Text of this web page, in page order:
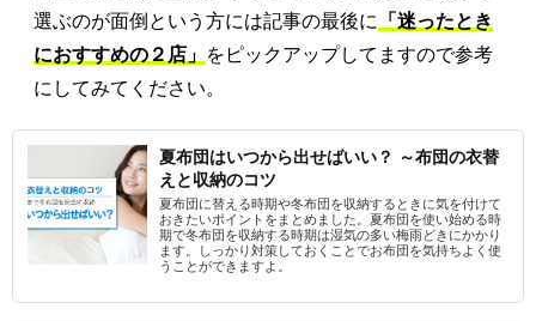
選ぶのが面倒という方には記事の最後に
「迷ったとき
におすすめの２店」 をピックアップしてますので参考
にしてみてください。
夏布団はいつから出せばいい？ ～布団の衣替
えと収納のコツ
夏布団に替える時期や冬布団を収納するときに気を付けて
おきたいポイントをまとめました。夏布団を使い始める時
期で冬布団を収納する時期は湿気の多い梅雨どきにかかり
ます。しっかり対策しておくことでお布団を気持ちよく使
うことができますよ。